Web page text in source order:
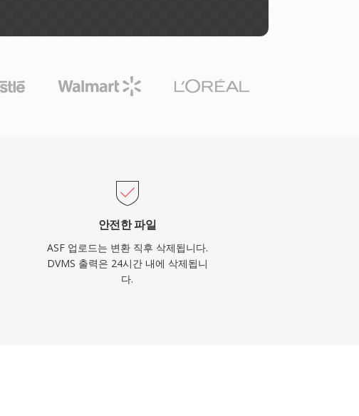
안전한 파일
ASF 업로드는 변환 직후 삭제됩니다.
DVMS 출력은 24시간 내에 삭제됩니
다.